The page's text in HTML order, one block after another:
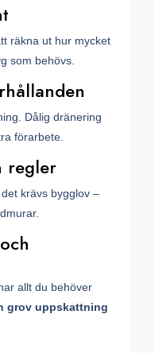
räkna ut hur mycket
som behövs.
Dålig dränering
förarbete.
regler
krävs bygglov –
allt du behöver
grov uppskattning